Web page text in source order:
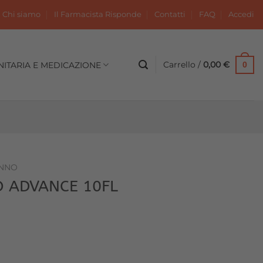
Chi siamo Il Farmacista Risponde Contatti FAQ Accedi
E MEDICAZIONE Carrello / 0,00€ 0
ADVANCE 10FL